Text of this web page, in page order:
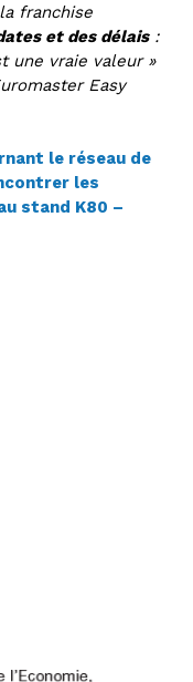
franchise
et des délais:
une vraie valeur »
Easy
le réseau de
les
stand K80 –